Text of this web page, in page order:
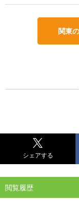
関東
シェアする
閲覧履歴